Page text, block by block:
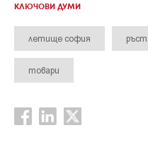
КЛЮЧОВИ ДУМИ
летище софия ръст
товари